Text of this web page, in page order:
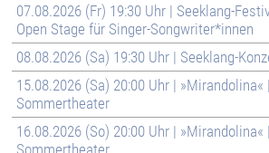
07.08.2026 (Fr) 19:30 Uhr | Seeklang-
Open Stage für Singer-Songwriter*innen
08.08.2026 (Sa) 19:30 Uhr | Seeklang-
15.08.2026 (Sa) 20:00 Uhr | »Mirandolina«
Sommertheater
16.08.2026 (So) 20:00 Uhr | »Mirandolina«
Sommertheater